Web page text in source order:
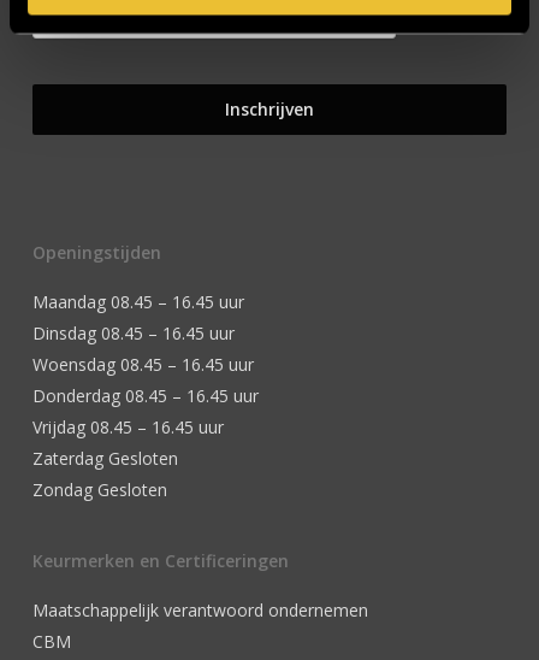
Openingstijden
Maandag 08.45 – 16.45 uur
Dinsdag 08.45 – 16.45 uur
Woensdag 08.45 – 16.45 uur
Donderdag 08.45 – 16.45 uur
Vrijdag 08.45 – 16.45 uur
Zaterdag Gesloten
Zondag Gesloten
Keurmerken en Certificeringen
Maatschappelijk verantwoord ondernemen
CBM